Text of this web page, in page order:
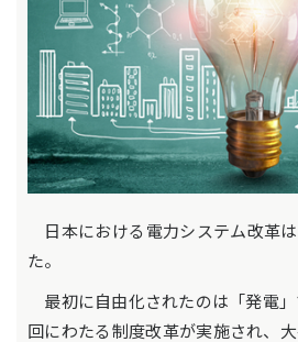
日本における電力システム改革
た。
最初に自由化されたのは「発電
回にわたる制度改革が実施され、